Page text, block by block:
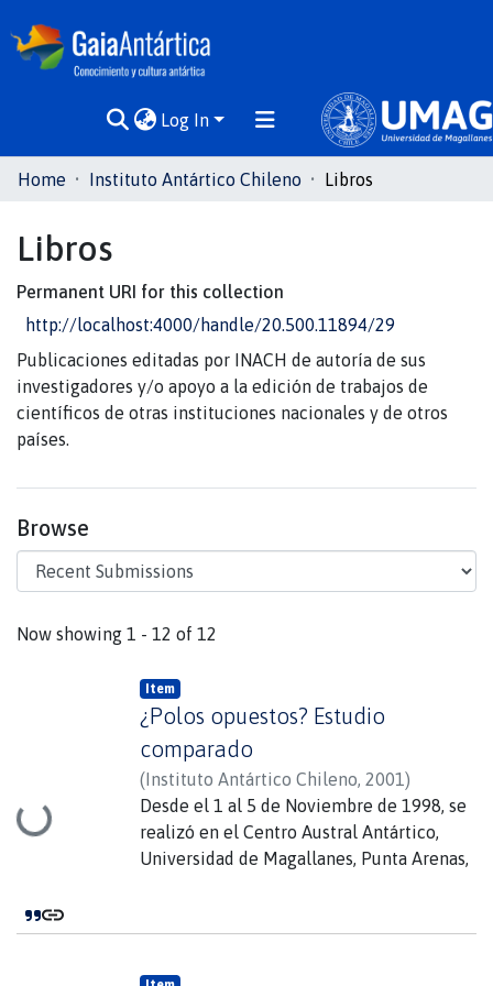
Log In
Communities
All of DSpace
Home Instituto Antártico Chileno Libros
Libros
Permanent URI for this collection
http://localhost:4000/handle/20.500.11894/29
Publicaciones editadas por INACH de autoría de sus
investigadores y/o apoyo a la edición de trabajos de
científicos de otras instituciones nacionales y de otros
países.
Browse
Recent Submissions
Now showing 1 - 12 of 12
Loading...
Item
¿Polos opuestos? Estudio
comparado
(Instituto Antártico Chileno, 2001)
Berguño Barnes, Jorge
Desde el 1 al 5 de Noviembre de 1998, se
realizó en el Centro Austral Antártico,
Universidad de Magallanes, Punta Arenas,
participación de 15 expositores